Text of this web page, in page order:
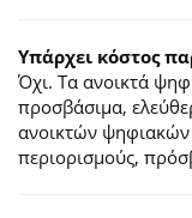
Υπάρχει κόστος
Όχι. Τα ανοικτά
προσβάσιμα,
ανοικτών ψηφιακών
περιορισμούς,